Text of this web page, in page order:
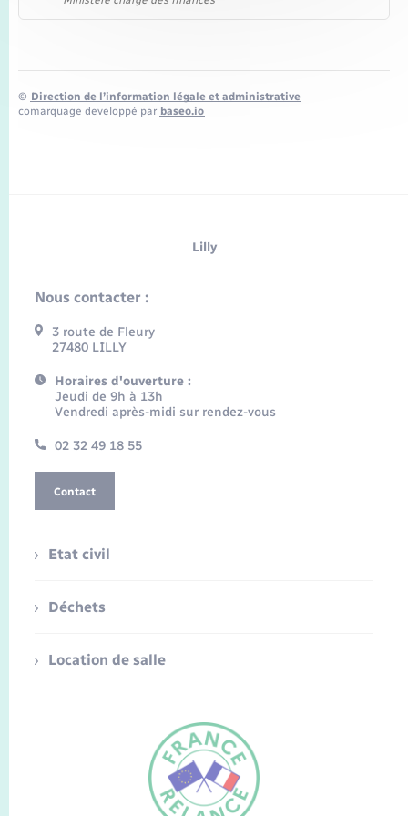
© Direction de l’information légale et administrative
comarquage developpé par baseo.io
Lilly
Nous contacter :
3 route de Fleury
27480 LILLY
Horaires d'ouverture :
Jeudi de 9h à 13h
Vendredi après-midi sur rendez-vous
02 32 49 18 55
Contact
Etat civil
Déchets
Location de salle